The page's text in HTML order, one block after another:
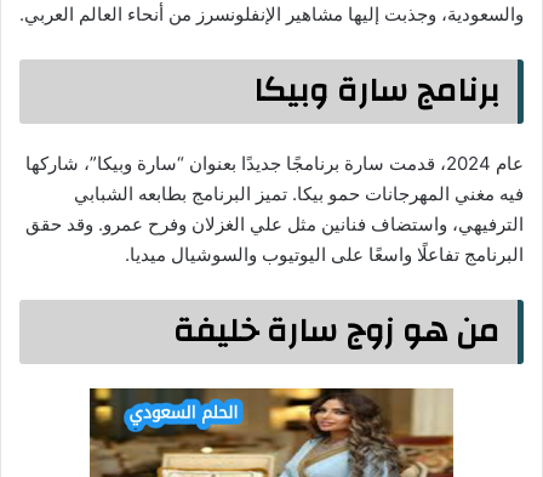
والسعودية، وجذبت إليها مشاهير الإنفلونسرز من أنحاء العالم العربي.
برنامج سارة وبيكا
عام 2024، قدمت سارة برنامجًا جديدًا بعنوان “سارة وبيكا”، شاركها
فيه مغني المهرجانات حمو بيكا. تميز البرنامج بطابعه الشبابي
الترفيهي، واستضاف فنانين مثل علي الغزلان وفرح عمرو. وقد حقق
البرنامج تفاعلًا واسعًا على اليوتيوب والسوشيال ميديا.
من هو زوج سارة خليفة